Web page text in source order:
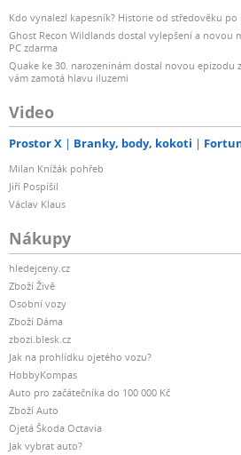
Kdo vynalezl kapesník? Historie od středověku
Ghost Recon Wildlands dostal vylepšení a novou
PC zdarma
Quake ke 30. narozeninám dostal novou epizodu
vám zamotá hlavu iluzemi
Video
Prostor X Branky, body, kokoti
Milan Knížák pohřeb
Jiří Pospíšil
Václav Klaus
Nákupy
hledejceny.cz
Zboží Živě
Osobní vozy
Zboží Dáma
zbozi.blesk.cz
Jak na prohlídku ojetého vozu?
HobbyKompas
Auto pro začátečníka do 100 000 Kč
Zboží Auto
Ojetá Škoda Octavia
Jak vybrat auto?